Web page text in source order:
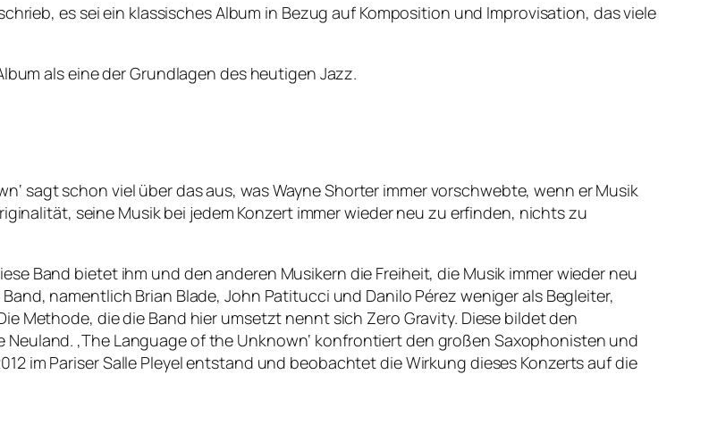
es sei ein klassisches Album in Bezug auf Komposition und Improvisation, das viele
als eine der Grundlagen des heutigen Jazz.
sagt schon viel über das aus, was Wayne Shorter immer vorschwebte, wenn er Musik
seine Musik bei jedem Konzert immer wieder neu zu erfinden, nichts zu
Band bietet ihm und den anderen Musikern die Freiheit, die Musik immer wieder neu
namentlich Brian Blade, John Patitucci und Danilo Pérez weniger als Begleiter,
Methode, die die Band hier umsetzt nennt sich Zero Gravity. Diese bildet den
‚The Language of the Unknown‘ konfrontiert den großen Saxophonisten und
im Pariser Salle Pleyel entstand und beobachtet die Wirkung dieses Konzerts auf die